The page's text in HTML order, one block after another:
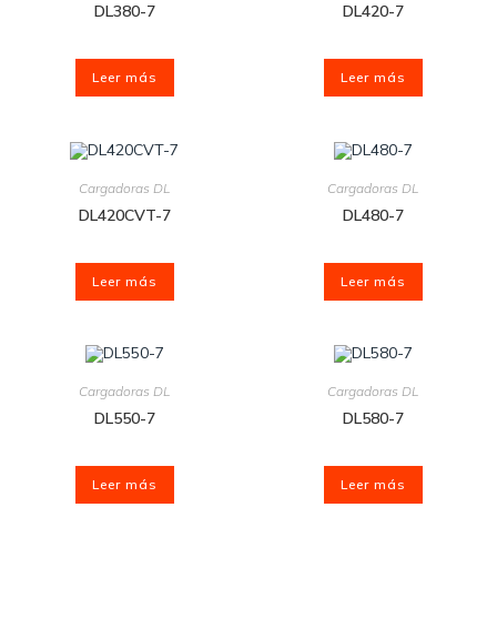
DL380-7
Leer más
DL420-7
Leer más
Cargadoras DL
DL420CVT-7
Leer más
Cargadoras DL
DL480-7
Leer más
Cargadoras DL
DL550-7
Leer más
Cargadoras DL
DL580-7
Leer más